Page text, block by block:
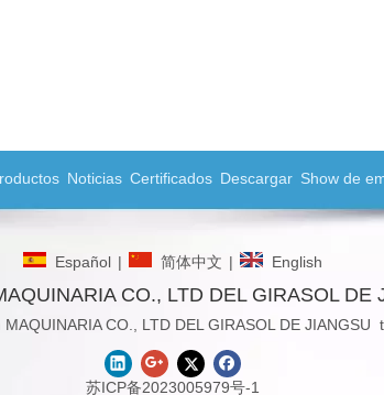
Noticias Certificados Descargar Show de
Español | 简体中文 | English
CO., LTD DEL GIRASOL DE
MAQUINARIA CO., LTD DEL GIRASOL DE JIANGSU
苏ICP备2023005979号-1